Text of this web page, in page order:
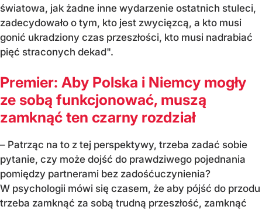
światowa, jak żadne inne wydarzenie ostatnich stuleci,
zadecydowało o tym, kto jest zwycięzcą, a kto musi
gonić ukradziony czas przeszłości, kto musi nadrabiać
pięć straconych dekad".
Premier: Aby Polska i Niemcy mogły
ze sobą funkcjonować, muszą
zamknąć ten czarny rozdział
– Patrząc na to z tej perspektywy, trzeba zadać sobie
pytanie, czy może dojść do prawdziwego pojednania
pomiędzy partnerami bez zadośćuczynienia?
W psychologii mówi się czasem, że aby pójść do przodu
trzeba zamknąć za sobą trudną przeszłość, zamknąć